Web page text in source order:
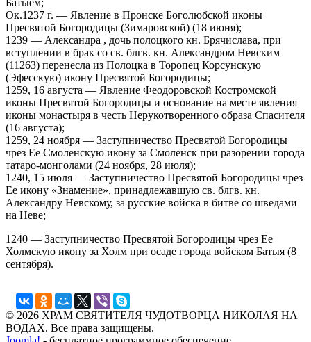
Ок.1237 г. — Явление в Пронске Боголюбской иконы
Пресвятой Богородицы (Зимаровской) (18 июня);
1239 — Александра , дочь полоцкого кн. Брячислава, при
вступлении в брак со св. блгв. кн. Александром Невским
(11263) перенесла из Полоцка в Торопец Корсунскую
(Эфесскую) икону Пресвятой Богородицы;
1259, 16 августа — Явление Феодоровской Костромской
иконы Пресвятой Богородицы и основание на месте явления
иконы монастыря в честь Нерукотворенного образа Спасителя
(16 августа);
1259, 24 ноября — Заступничество Пресвятой Богородицы
чрез Ее Смоленскую икону за Смоленск при разорении города
татаро-монголами (24 ноября, 28 июля);
1240, 15 июля — Заступничество Пресвятой Богородицы чрез
Ее икону «Знамение», принадлежавшую св. блгв. кн.
Александру Невскому, за русские войска в битве со шведами
на Неве;
1240 — Заступничество Пресвятой Богородицы чрез Ее
Холмскую икону за Холм при осаде города войском Батыя (8
сентября).
© 2026 ХРАМ СВЯТИТЕЛЯ ЧУДОТВОРЦА НИКОЛАЯ НА
ВОДАХ. Все права защищены.